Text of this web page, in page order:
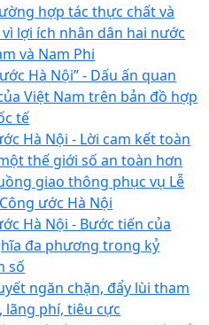
hợp tác thực chất và
lợi ích nhân dân hai nước
và Nam Phi
Hà Nội” - Dấu ấn quan
Việt Nam trên bản đồ hợp
tế
Hà Nội - Lời cam kết toàn
thế giới số an toàn hơn
giao thông phục vụ Lễ
ước Hà Nội
Hà Nội - Bước tiến của
đa phương trong kỷ
số
ngăn chặn, đẩy lùi tham
lãng phí, tiêu cực